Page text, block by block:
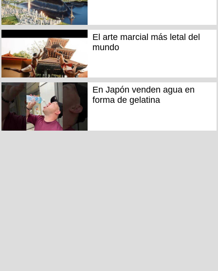
El arte marcial más letal del
mundo
En Japón venden agua en
forma de gelatina